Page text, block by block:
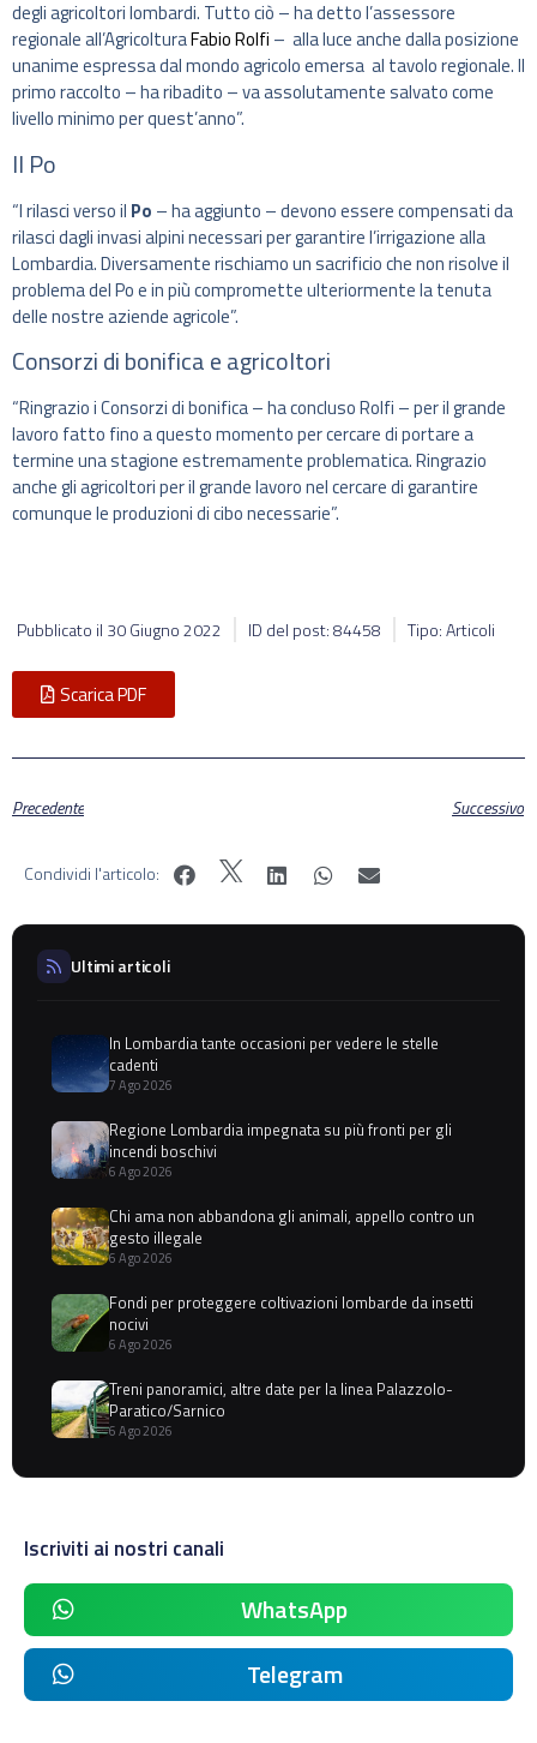
degli agricoltori lombardi. Tutto ciò – ha detto l’assessore
regionale all’AgricolturaFabio Rolfi – alla luce anche dalla posizione
unanime espressa dal mondo agricolo emersa al tavolo regionale. Il
primo raccolto – ha ribadito – va assolutamente salvato come
livello minimo per quest’anno”.
Il Po
“I rilasci verso il Po – ha aggiunto – devono essere compensati da
rilasci dagli invasi alpini necessari per garantire l’irrigazione alla
Lombardia. Diversamente rischiamo un sacrificio che non risolve il
problema del Po e in più compromette ulteriormente la tenuta
delle nostre aziende agricole”.
Consorzi di bonifica e agricoltori
“Ringrazio i Consorzi di bonifica – ha concluso Rolfi – per il grande
lavoro fatto fino a questo momento per cercare di portare a
termine una stagione estremamente problematica. Ringrazio
anche gli agricoltori per il grande lavoro nel cercare di garantire
comunque le produzioni di cibo necessarie”.
Pubblicato il 30 Giugno 2022 ID del post: 84458 Tipo: Articoli
Scarica PDF
Precedente Successivo
Condividi l'articolo:
Ultimi articoli
In Lombardia tante occasioni per vedere le stelle
cadenti
7 Ago 2026
Regione Lombardia impegnata su più fronti per gli
incendi boschivi
6 Ago 2026
Chi ama non abbandona gli animali, appello contro un
gesto illegale
6 Ago 2026
Fondi per proteggere coltivazioni lombarde da insetti
nocivi
6 Ago 2026
Treni panoramici, altre date per la linea Palazzolo-
Paratico/Sarnico
6 Ago 2026
Iscriviti ai nostri canali
WhatsApp
Telegram